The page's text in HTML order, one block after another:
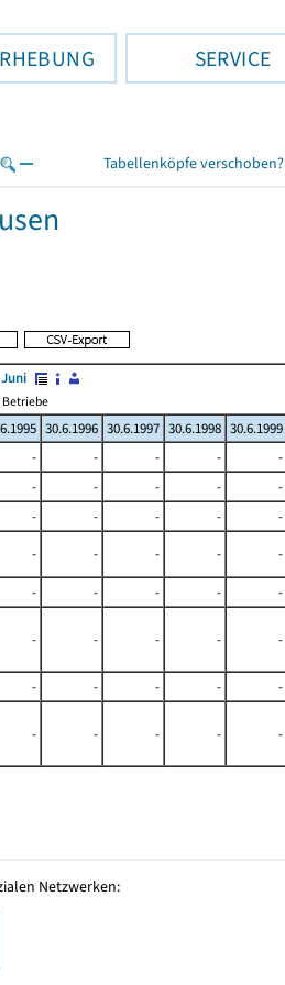
SERVICE
Tabellenköpfe verschoben?
Betriebe
30.6.1996 30.6.1997 30.6.1998 30.6.1999
- - - - -
- - - - -
- - - - -
- - - - -
- - - - -
- - - - -
- - - - -
- - - - -
Netzwerken: